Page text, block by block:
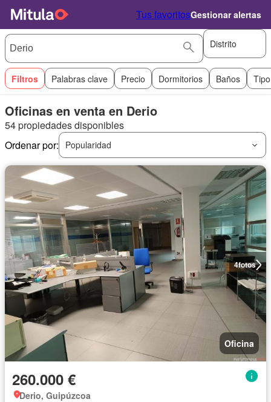
Tus favoritosGestionar alertas
Distrito
Filtros Palabras clave Precio Dormitorios Baños
Oficinas en venta en Derio
54 propiedades disponibles
Ordenar por:
Popularidad
4fotos
Oficina
260.000 €
Derio, Guipúzcoa